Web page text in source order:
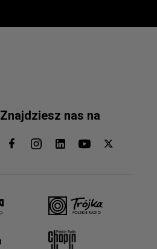
Znajdziesz nas na